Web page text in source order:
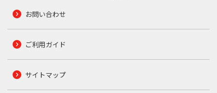
お問い合わせ
ご利用ガイド
サイトマップ